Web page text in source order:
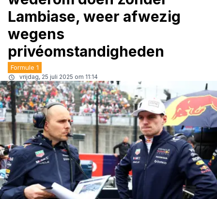
Lambiase, weer afwezig
wegens
privéomstandigheden
Formule 1
vrijdag, 25 juli 2025 om 11:14